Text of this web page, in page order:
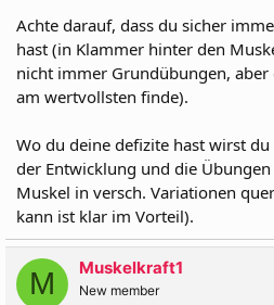
Achte darauf, dass du sicher
hast (in Klammer hinter den
nicht immer Grundübungen,
am wertvollsten finde).
Wo du deine defizite hast wirst
der Entwicklung und die
Muskel in versch. Variationen
kann ist klar im Vorteil).
M Muskelkraft1
New member